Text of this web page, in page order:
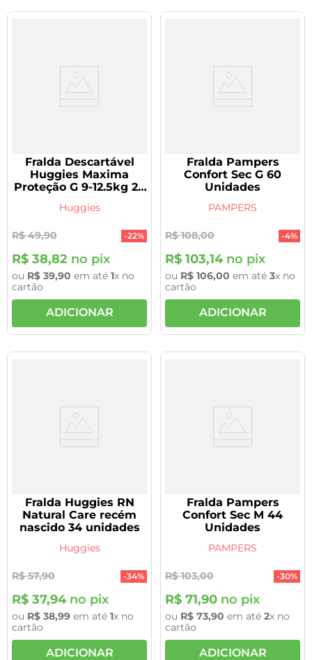
Fralda Descartável
Huggies Maxima
Proteção G 9-12.5kg 20
Huggies
R$ 49,90 -22%
R$ 38,82 no pix
ou R$ 39,90 em até 1x no
cartão
ADICIONAR
Fralda Pampers
Confort Sec G 60
Unidades
PAMPERS
R$ 108,00 -4%
R$ 103,14no pix
ou R$ 106,00 em até 3x no
cartão
ADICIONAR
Fralda Huggies RN
Natural Care recém
nascido 34 unidades
Huggies
R$ 57,90 -34%
R$ 37,94no pix
ou R$ 38,99 em até 1x no
cartão
ADICIONAR
Fralda Pampers
Confort Sec M 44
Unidades
PAMPERS
R$ 103,00 -30%
R$ 71,90 no pix
ou R$ 73,90 em até 2x no
cartão
ADICIONAR